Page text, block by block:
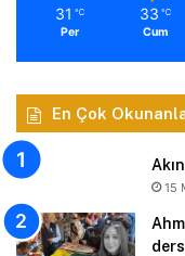
31 ℃
Per
33 ℃
Cum
En Çok
15